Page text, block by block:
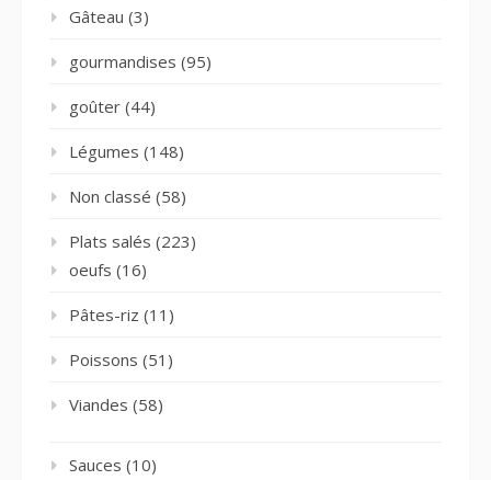
Gâteau (3)
gourmandises (95)
goûter (44)
Légumes (148)
Non classé (58)
Plats salés (223)
oeufs (16)
Pâtes-riz (11)
Poissons (51)
Viandes (58)
Sauces (10)